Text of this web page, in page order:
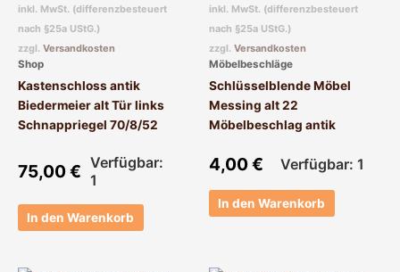
inkl. MwSt. (differenzbesteuert
nach §25a UStG.)
zzgl. Versandkosten
Shop
Kastenschloss antik
Biedermeier alt Tür links
Schnappriegel 70/8/52
75,00€ Verfügbar:
1
In den Warenkorb
inkl. MwSt. (differenzbesteuert
nach §25a UStG.)
zzgl. Versandkosten
Möbelbeschläge
Schlüsselblende Möbel
Messing alt 22
Möbelbeschlag antik
4,00€ Verfügbar: 1
In den Warenkorb